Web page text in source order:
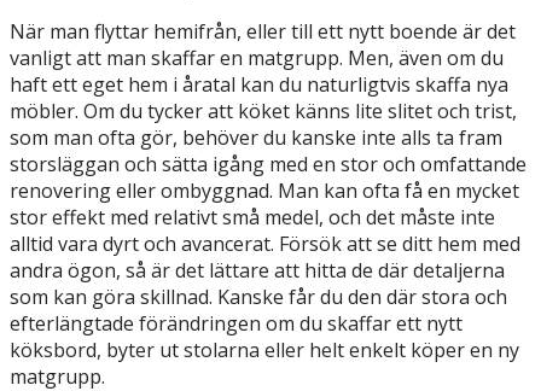
När man flyttar hemifrån, eller till ett nytt boende är det
vanligt att man skaffar en matgrupp. Men, även om du
haft ett eget hem i åratal kan du naturligtvis skaffa nya
möbler. Om du tycker att köket känns lite slitet och trist,
som man ofta gör, behöver du kanske inte alls ta fram
storsläggan och sätta igång med en stor och omfattande
renovering eller ombyggnad. Man kan ofta få en mycket
stor effekt med relativt små medel, och det måste inte
alltid vara dyrt och avancerat. Försök att se ditt hem med
andra ögon, så är det lättare att hitta de där detaljerna
som kan göra skillnad. Kanske får du den där stora och
efterlängtade förändringen om du skaffar ett nytt
köksbord, byter ut stolarna eller helt enkelt köper en ny
matgrupp.